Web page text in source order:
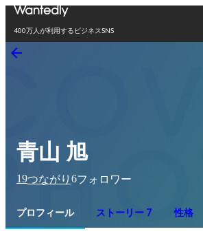
400万人が利用するビジネスSNS
青山 旭
19つながり 6フォロワー
プロフィール ストーリー 7 性格